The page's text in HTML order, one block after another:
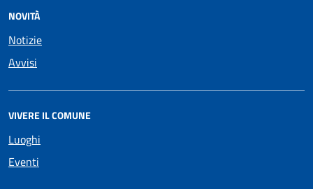
NOVITÀ
Notizie
Avvisi
VIVERE IL COMUNE
Luoghi
Eventi